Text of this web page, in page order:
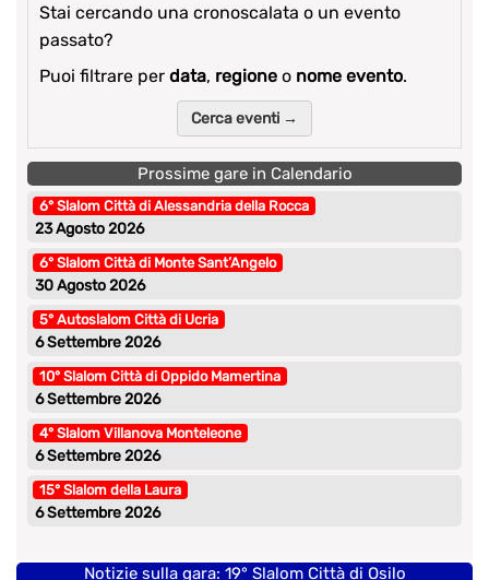
Stai cercando una cronoscalata o un evento
passato?
Puoi filtrare per data, regione o nome evento.
Cerca eventi →
Prossime gare in Calendario
6° Slalom Città di Alessandria della Rocca
23 Agosto 2026
6° Slalom Città di Monte Sant’Angelo
30 Agosto 2026
5° Autoslalom Città di Ucria
6 Settembre 2026
10° Slalom Città di Oppido Mamertina
6 Settembre 2026
4° Slalom Villanova Monteleone
6 Settembre 2026
15° Slalom della Laura
6 Settembre 2026
Notizie sulla gara: 19° Slalom Città di Osilo